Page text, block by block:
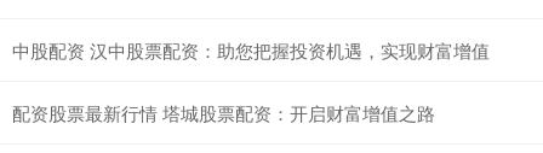
中股配资 汉中股票配资：助您把握投资机遇，实现财富增值
配资股票最新行情 塔城股票配资：开启财富增值之路